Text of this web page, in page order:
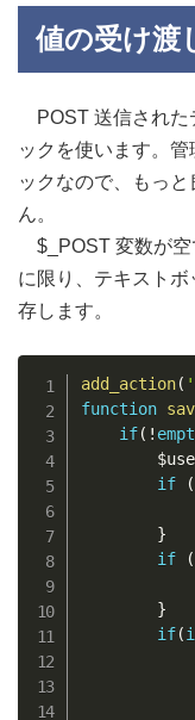
値の受け渡
POST 送信された
ックを使います。
ックなので、もっ
ん。
$_POST 変数が空
に限り、テキスト
存します。
add_action(
function
if( !
if
(
}
if
(
}
if(